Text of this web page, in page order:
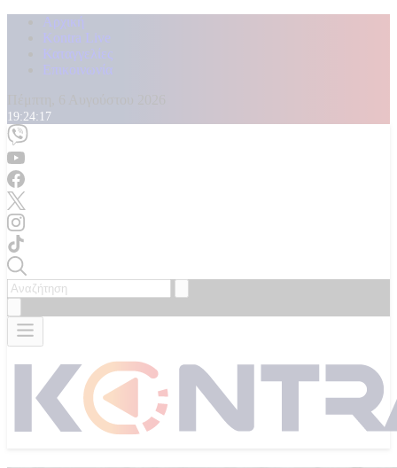
Αρχική
Kontra Live
Καταγγελίες
Επικοινωνία
19:24:20